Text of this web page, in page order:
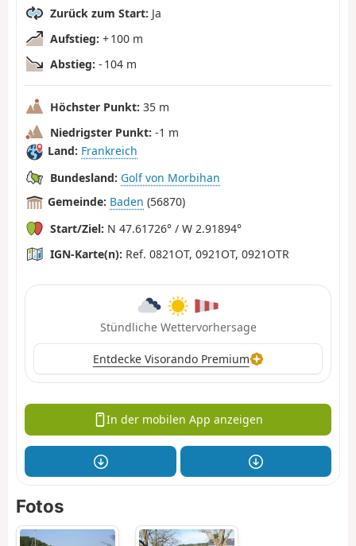
Zurück zum Start: Ja
Aufstieg: + 100 m
Abstieg: - 104 m
Höchster Punkt: 35 m
Niedrigster Punkt: -1 m
Land: Frankreich
Bundesland: Golf von Morbihan
Gemeinde: Baden (56870)
Start/Ziel: N 47.61726° / W 2.91894°
IGN-Karte(n): Ref. 0821OT, 0921OT, 0921OTR
Stündliche Wettervorhersage
Entdecke Visorando Premium
In der mobilen App anzeigen
Fotos